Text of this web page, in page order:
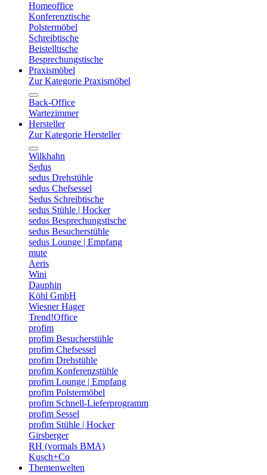
Homeoffice
Konferenztische
Polstermöbel
Schreibtische
Beistelltische
Besprechungstische
Praxismöbel
Zur Kategorie Praxismöbel
Back-Office
Wartezimmer
Hersteller
Zur Kategorie Hersteller
Wilkhahn
Sedus
sedus Drehstühle
sedus Chefsessel
Sedus Schreibtische
sedus Stühle | Hocker
sedus Besprechungstische
sedus Besucherstühle
sedus Lounge | Empfang
mute
Aeris
Wini
Dauphin
Köhl GmbH
Wiesner Hager
Trend!Office
profim
profim Besucherstühle
profim Chefsessel
profim Drehstühle
profim Konferenzstühle
profim Lounge | Empfang
profim Polstermöbel
profim Schnell-Lieferprogramm
profim Sessel
profim Stühle | Hocker
Girsberger
RH (vormals BMA)
Kusch+Co
Themenwelten